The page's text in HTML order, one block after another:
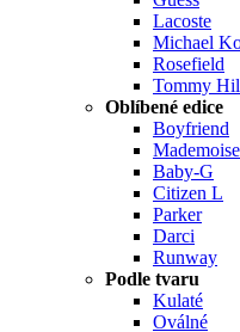
Lacoste
Michael
Rosefield
Tommy
Oblíbené edice
Boyfriend
Baby-G
Citizen L
Parker
Darci
Runway
Podle tvaru
Kulaté
Oválné